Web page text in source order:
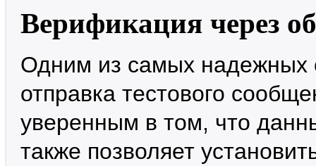
Верификация через
Одним из самых надежных
отправка тестового
уверенным в том, что
также позволяет